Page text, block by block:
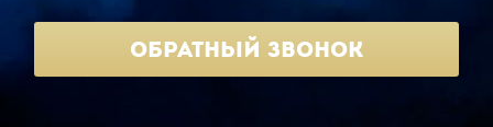
Обратный звонок